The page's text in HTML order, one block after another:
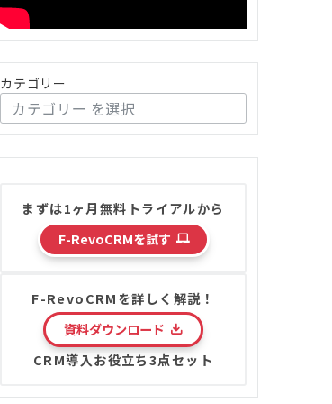
カテゴリー
まずは1ヶ月無料トライアルから
F-RevoCRMを試す
F-RevoCRMを詳しく解説！
資料ダウンロード
CRM導入お役立ち3点セット